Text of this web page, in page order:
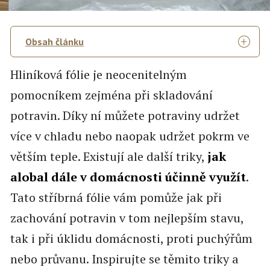
Obsah článku
Hliníková fólie je neocenitelným
pomocníkem zejména při skladování
potravin. Díky ní můžete potraviny udržet
více v chladu nebo naopak udržet pokrm ve
větším teple. Existují ale další triky, jak
alobal dále v domácnosti účinně využít.
Tato stříbrná fólie vám pomůže jak při
zachování potravin v tom nejlepším stavu,
tak i při úklidu domácnosti, proti puchýřům
nebo průvanu. Inspirujte se těmito triky a